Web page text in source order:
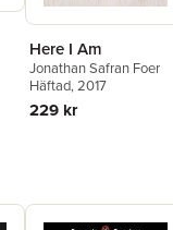
Here I Am
Jonathan Safran Foer
Häftad, 2017
229 kr